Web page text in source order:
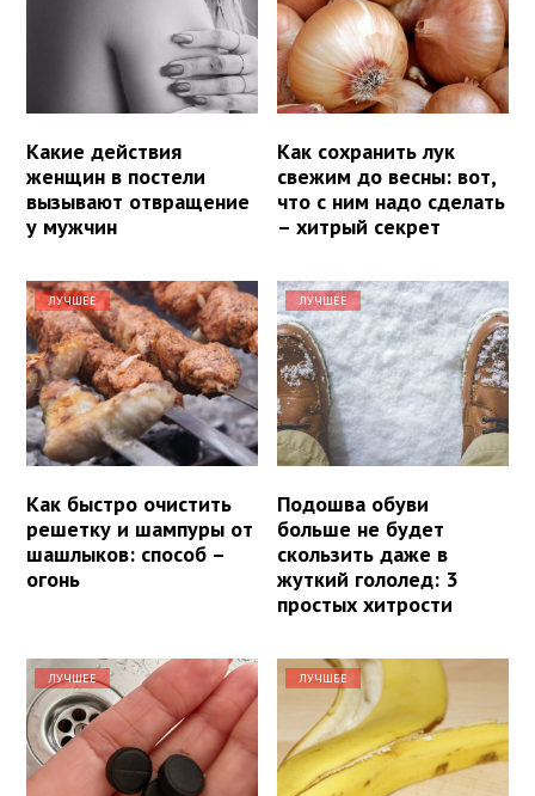
Какие действия
женщин в постели
вызывают отвращение
у мужчин
Как сохранить лук
свежим до весны: вот,
что с ним надо сделать
– хитрый секрет
ЛУЧШЕЕ
Как быстро очистить
решетку и шампуры от
шашлыков: способ –
огонь
ЛУЧШЕЕ
Подошва обуви
больше не будет
скользить даже в
жуткий гололед: 3
простых хитрости
ЛУЧШЕЕ ЛУЧШЕЕ